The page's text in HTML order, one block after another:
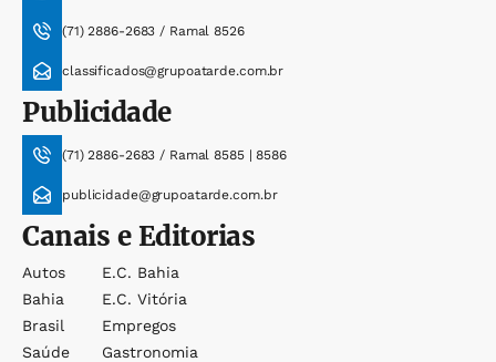
(71) 2886-2683 / Ramal 8526
classificados@grupoatarde.com.br
Publicidade
(71) 2886-2683 / Ramal 8585 | 8586
publicidade@grupoatarde.com.br
Canais e Editorias
Autos
Bahia
Brasil
Saúde
E.c. Bahia
E.c. Vitória
Empregos
Gastronomia